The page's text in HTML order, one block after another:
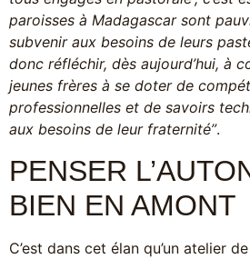
paroisses à Madagascar sont
subvenir aux besoins de leurs
donc réfléchir, dès aujourd’hui, à
jeunes frères à se doter de
professionnelles et de savoirs
aux besoins de leur fraternité”.
PENSER
BIEN EN AMONT
C’est dans cet élan qu’un atelier